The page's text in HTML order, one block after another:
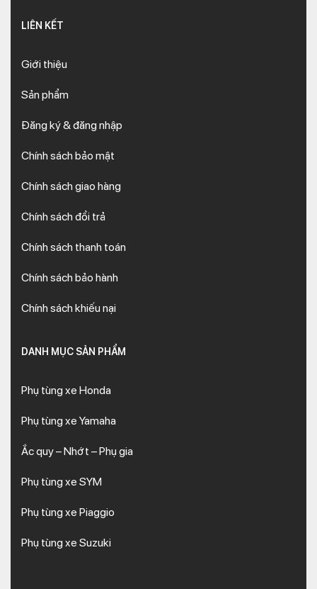
LIÊN KẾT
Giới thiệu
Sản phẩm
Đăng ký & đăng nhập
Chính sách bảo mật
Chính sách giao hàng
Chính sách đổi trả
Chính sách thanh toán
Chính sách bảo hành
Chính sách khiếu nại
DANH MỤC SẢN PHẨM
Phụ tùng xe Honda
Phụ tùng xe Yamaha
Ắc quy – Nhớt – Phụ gia
Phụ tùng xe SYM
Phụ tùng xe Piaggio
Phụ tùng xe Suzuki